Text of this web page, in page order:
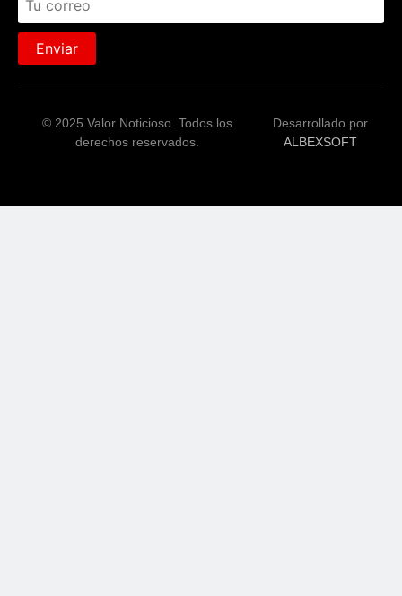
Enviar
© 2025 Valor Noticioso. Todos los
derechos reservados.
Desarrollado por
ALBEXSOFT